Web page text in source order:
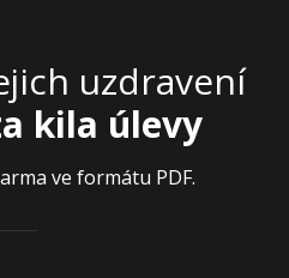
uzdravení
kila úlevy
ve formátu PDF.